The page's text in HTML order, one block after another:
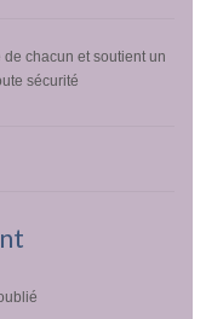
chacun et soutient un
sécurité